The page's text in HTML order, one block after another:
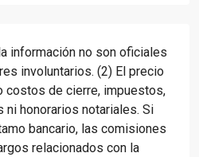
información no son oficiales
involuntarios. (2) El precio
costos de cierre, impuestos,
honorarios notariales. Si
bancario, las comisiones
relacionados con la